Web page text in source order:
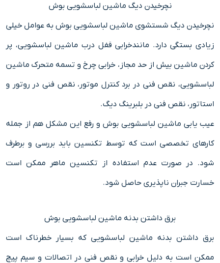
نچرخیدن دیگ ماشین لباسشویی بوش
نچرخیدن دیگ شستشوی ماشین لباسشویی بوش به عوامل خیلی
زیادی بستگی دارد. مانندخرابی قفل درب ماشین لباسشویی، پر
کردن ماشین بیش از حد مجاز، خرابی چرخ و تسمه متحرک ماشین
لباسشویی، نقص فنی در برد کنترل موتور، نقص فنی در روتور و
استاتور، نقص فنی در بلبرینگ دیگ.
عیب یابی ماشین لباسشویی بوش و رفع این مشکل هم از جمله
کارهای تخصصی است که توسط تکنسین باید بررسی و برطرف
شود. در صورت عدم استفاده از تکنسین ماهر ممکن است
خسارت جبران ناپذیری حاصل شود.
برق داشتن بدنه ماشین لباسشویی بوش
برق داشتن بدنه ماشین لباسشویی که بسیار خطرناک است
ممکن است به دلیل خرابی و نقص فنی در اتصالات و سیم پیچ